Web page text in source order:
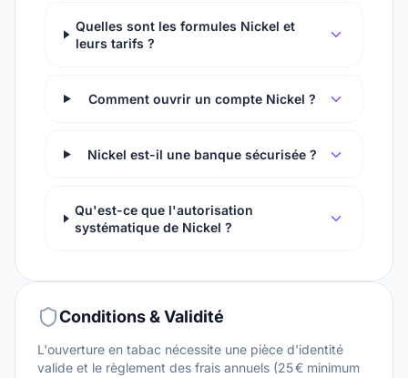
Quelles sont les formules Nickel et
leurs tarifs ?
Comment ouvrir un compte Nickel ?
Nickel est-il une banque sécurisée ?
Qu'est-ce que l'autorisation
systématique de Nickel ?
Conditions & Validité
L'ouverture en tabac nécessite une pièce d'identité
valide et le règlement des frais annuels (25 € minimum